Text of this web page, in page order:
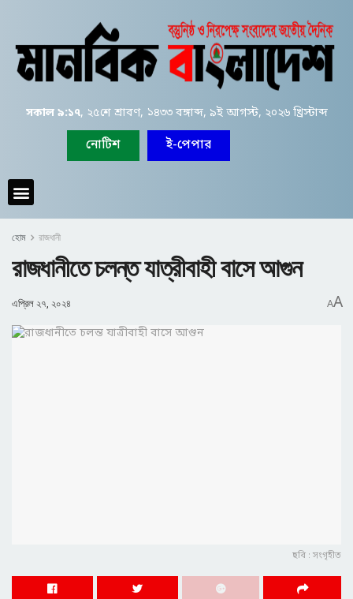
সকাল ৯:১৭, ২৫শে শ্রাবণ, ১৪৩৩ বঙ্গাব্দ, ৯ই আগস্ট, ২০২৬ খ্রিস্টাব্দ
নোটিশ ই-পেপার
হোম রাজধানী
রাজধানীতে চলন্ত যাত্রীবাহী বাসে আগুন
এপ্রিল ২৭, ২০২৪ AA
ছবি : সংগৃহীত